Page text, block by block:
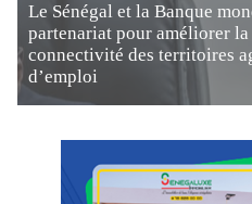
Le Sénégal et la Banque
partenariat pour améliorer
connectivité des territoires
d’emploi